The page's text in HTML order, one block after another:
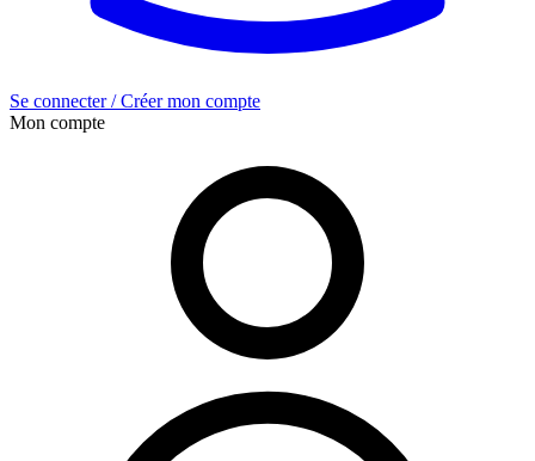
Se connecter / Créer mon compte
Mon compte